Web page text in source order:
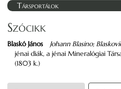
Társportálok
Szócikk
Blaskó János
Johann Blasino;
jénai diák, a jénai Mineralógiai
(1803 k.)